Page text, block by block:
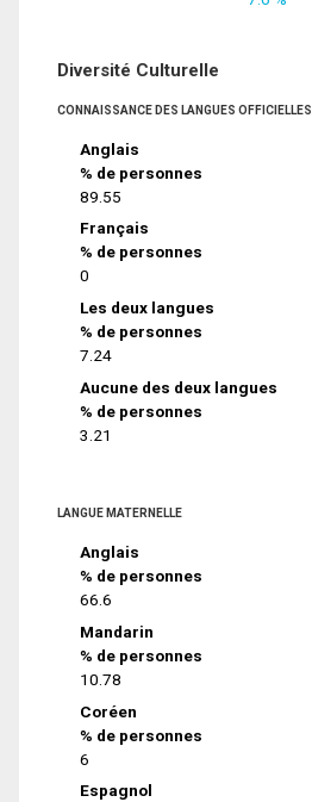
Diversité Culturelle
CONNAISSANCE DES LANGUES OFFICIELLES
Anglais
% de personnes
89.55
Français
% de personnes
0
Les deux langues
% de personnes
7.24
Aucune des deux langues
% de personnes
3.21
LANGUE MATERNELLE
Anglais
% de personnes
66.6
Mandarin
% de personnes
10.78
Coréen
% de personnes
6
Espagnol